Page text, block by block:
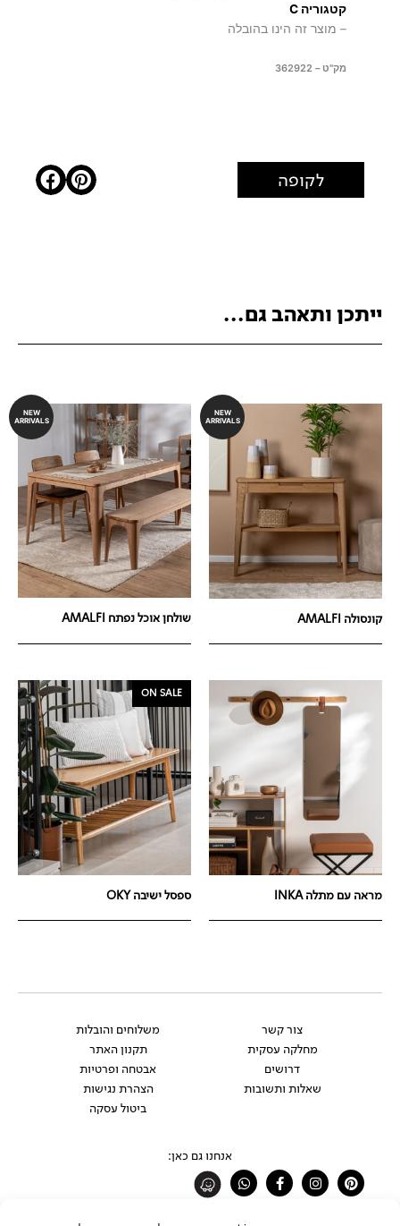
קטגוריה C
– מוצר זה הינו בהובלה
מק"ט – 362922
לקופה
ייתכן ותאהב גם...
NEW
ARRIVALS
קונסולה AMALFI
NEW
ARRIVALS
שולחן אוכל נפתח AMALFI
מראה עם מתלה INKA
ON SALE
ספסל ישיבה OKY
צור קשר
מחלקה עסקית
דרושים
שאלות ותשובות
משלוחים והובלות
תקנון האתר
אבטחה ופרטיות
הצהרת נגישות
ביטול עסקה
אנחנו גם כאן:
Pinterest
Instagram
Facebook-
f
Whatsapp